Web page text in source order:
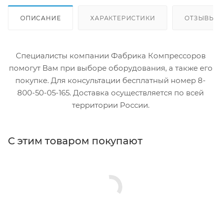
ОПИСАНИЕ ХАРАКТЕРИСТИКИ ОТЗЫВЫ
Специалисты компании Фабрика Компрессоров
помогут Вам при выборе оборудования, а также его
покупке. Для консультации бесплатный номер 8-
800-50-05-165. Доставка осуществляется по всей
территории России.
С этим товаром покупают